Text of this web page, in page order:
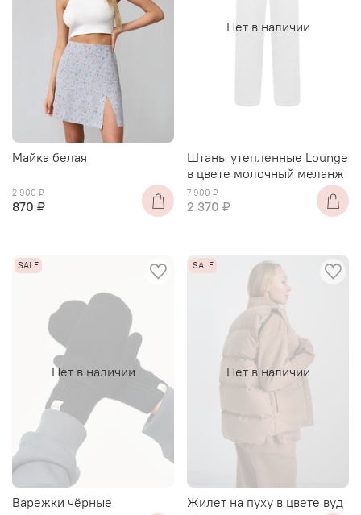
Майка белая
2 900 ₽
870 ₽
Нет в наличии
Штаны утепленные Lounge
в цвете молочный меланж
7 900 ₽
2 370 ₽
Нет в наличии
Варежки чёрные
Нет в наличии
Жилет на пуху в цвете вуд